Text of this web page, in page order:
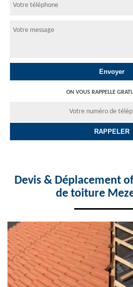
ON VOUS RAPPELLE
Devis & Déplacement
de toiture